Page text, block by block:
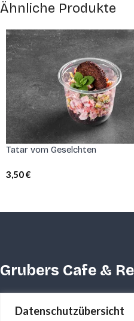
Datenschutzübersicht
Ähnliche Produkte
Tatar vom Geselchten
3,50€
Grubers Cafe &